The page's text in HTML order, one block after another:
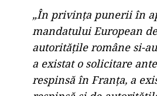
„În privința punerii în
mandatului European
autoritățile române si-
a existat o solicitare
respinsă în Franța, a